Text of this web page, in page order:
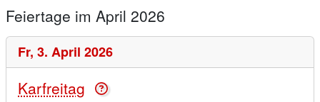
Feiertage im April 2026
Fr, 3. April 2026
Karfreitag